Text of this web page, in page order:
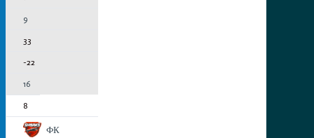
9
33
-22
16
8
ФК